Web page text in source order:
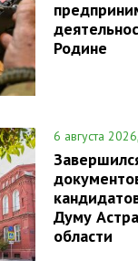
Родине
6 августа
Думу
области